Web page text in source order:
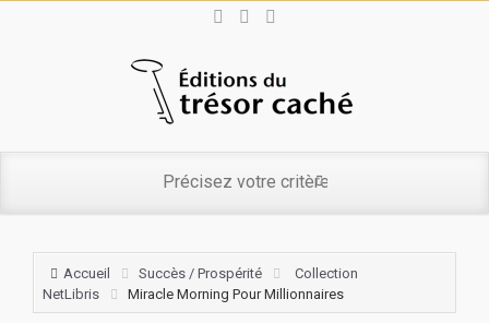
Accueil Succès / Prospérité
Collection
NetLibris
Miracle Morning Pour Millionnaires